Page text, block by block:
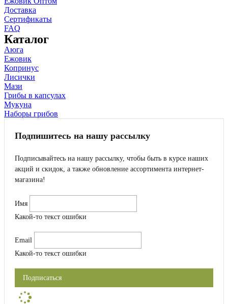
Доставка
Сертификаты
FAQ
Каталог
Аюга
Ежовик
Копринус
Лисички
Мази
Грибы в капсулах
Мукуна
Наборы грибов
Подпишитесь на нашу рассылку
Подписывайтесь на нашу рассылку, чтобы быть в курсе наших
акций и скидок, а также обновление ассортимента интернет-
магазина!
Имя
Какой-то текст ошибки
Email
Какой-то текст ошибки
Подписаться